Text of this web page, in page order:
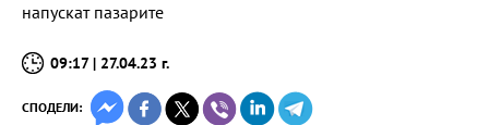
напускат пазарите
09:17 | 27.04.23 г.
СПОДЕЛИ: